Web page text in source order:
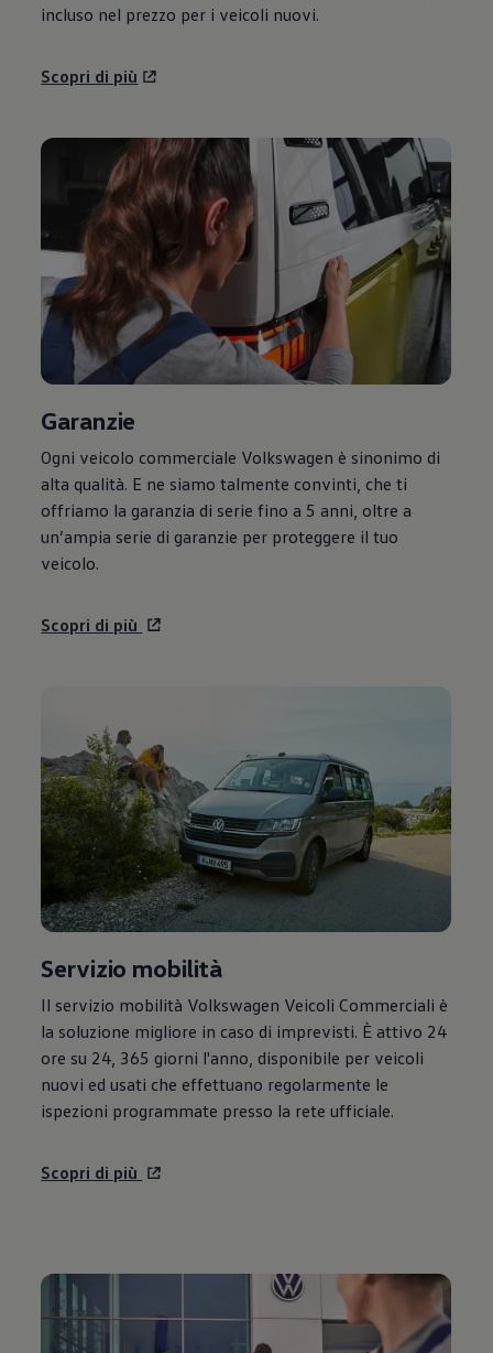
incluso nel prezzo per i veicoli nuovi.
Scopri di più
Garanzie
Ogni veicolo commerciale Volkswagen è sinonimo di
alta qualità. E ne siamo talmente convinti, che ti
offriamo la garanzia di serie fino a 5 anni, oltre a
un’ampia serie di garanzie per proteggere il tuo
veicolo.
Scopri di più
Servizio mobilità
Il servizio mobilità Volkswagen Veicoli Commerciali è
la soluzione migliore in caso di imprevisti. È attivo 24
ore su 24, 365 giorni l'anno, disponibile per veicoli
nuovi ed usati che effettuano regolarmente le
ispezioni programmate presso la rete ufficiale.
Scopri di più